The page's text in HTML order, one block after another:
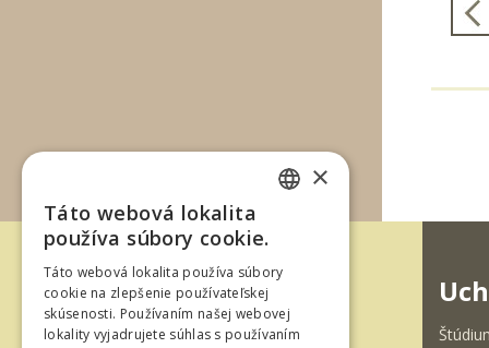
×
Táto webová lokalita
používa súbory cookie.
Táto webová lokalita používa súbory
cookie na zlepšenie používateľskej
skúsenosti. Používaním našej webovej
lokality vyjadrujete súhlas s používaním